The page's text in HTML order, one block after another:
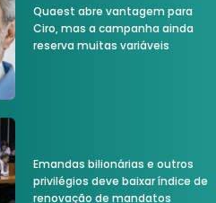
Quaest abre vantagem para
Ciro, mas a campanha ainda
reserva muitas variáveis
Emandas bilionárias e outros
privilégios deve baixar índice de
renovação de mandatos